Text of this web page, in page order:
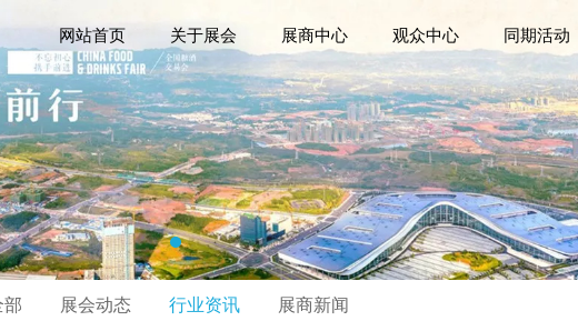
网站首页 关于展会 展商中心 观众中心 同期活动
展会动态 行业资讯 展商新闻